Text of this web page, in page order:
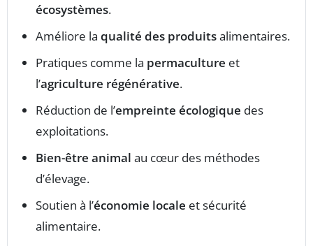
écosystèmes.
Améliore la qualité des produitsalimentaires.
Pratiques comme la permaculture et
l’agriculture régénérative.
Réduction de l’empreinte écologique des
exploitations.
Bien-être animal au cœur des méthodes
d’élevage.
Soutien à l’économie locale et sécurité
alimentaire.